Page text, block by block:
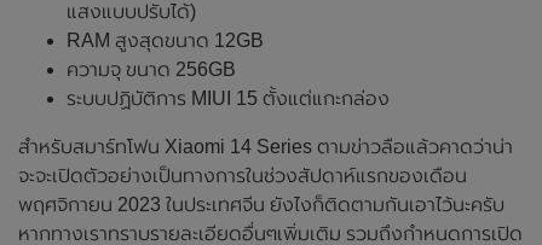
แสงแบบปรับได้)
RAM สูงสุดขนาด 12GB
ความจุ ขนาด 256GB
ระบบปฏิบัติการ MIUI 15 ตั้งแต่แกะกล่อง
สำหรับสมาร์ทโฟน Xiaomi 14 Series ตามข่าวลือแล้วคาดว่าน่า
จะจะเปิดตัวอย่างเป็นทางการในช่วงสัปดาห์แรกของเดือน
พฤศจิกายน 2023 ในประเทศจีน ยังไงก็ติดตามกันเอาไว้นะครับ
หากทางเราทราบรายละเอียดอื่นๆเพิ่มเติม รวมถึงกำหนดการเปิด